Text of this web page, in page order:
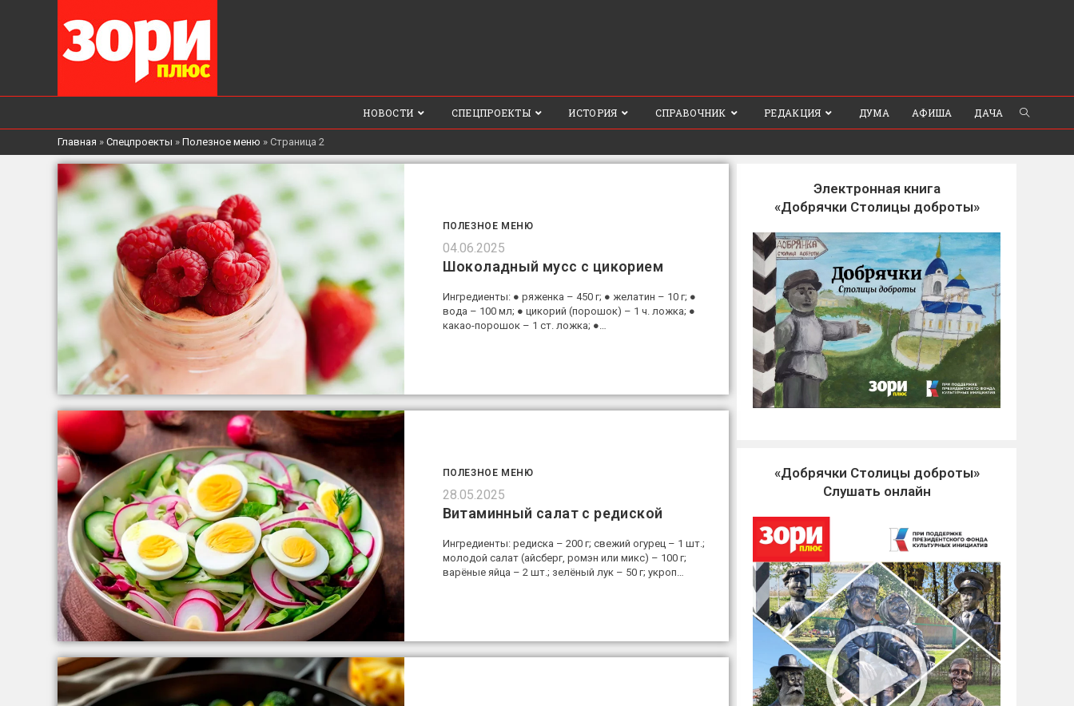
НОВОСТИ СПЕЦПРОЕКТЫ ИСТОРИЯ СПРАВОЧНИК РЕДАКЦИЯ ДУМА АФИША ДАЧА
Главная » Спецпроекты » Полезное меню » Страница 2
ПОЛЕЗНОЕ МЕНЮ
04.06.2025
Шоколадный мусс с цикорием
Ингредиенты: ● ряженка – 450 г; ● желатин – 10 г; ●
вода – 100 мл; ● цикорий (порошок) – 1 ч. ложка; ●
какао-порошок – 1 ст. ложка; ●…
ПОЛЕЗНОЕ МЕНЮ
28.05.2025
Витаминный салат с редиской
Ингредиенты: редиска – 200 г; свежий огурец – 1 шт.;
молодой салат (айсберг, ромэн или микс) – 100 г;
варёные яйца – 2 шт.; зелёный лук – 50 г; укроп…
Электронная книга
«Добрячки Столицы доброты»
«Добрячки Столицы доброты»
Слушать онлайн